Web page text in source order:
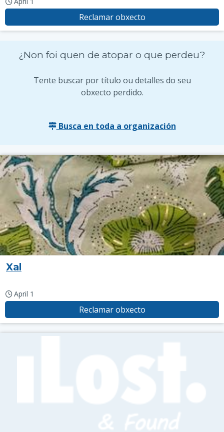
Reclamar obxecto
¿Non foi quen de atopar o que perdeu?
Tente buscar por título ou detalles do seu
obxecto perdido.
Busca en toda a organización
Xal
April 1
Reclamar obxecto